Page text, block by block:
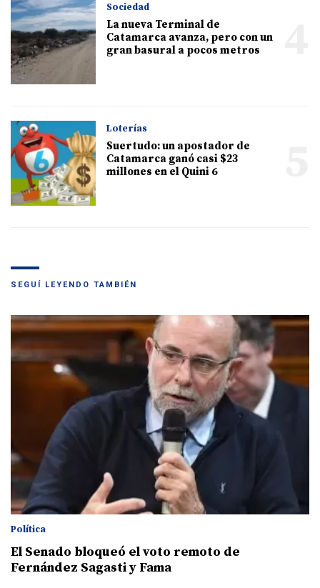
Sociedad
La nueva Terminal de
Catamarca avanza, pero con un
gran basural a pocos metros
Loterías
Suertudo: un apostador de
Catamarca ganó casi $23
millones en el Quini 6
SEGUÍ LEYENDO TAMBIÉN
Política
El Senado bloqueó el voto remoto de
Fernández Sagasti y Fama